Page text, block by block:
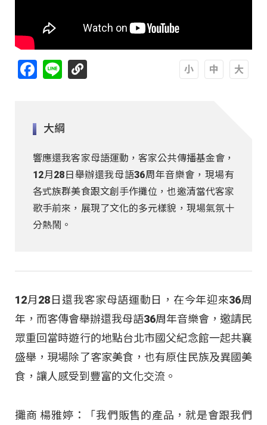
Facebook
Line
大綱
響應還我客家母語運動，客家公共傳播基金會，
12月28日舉辦還我母語36周年音樂會，現場有
各式族群美食跟文創手作攤位，也邀清當代客家
歌手前來，展現了文化的多元樣貌，現場氣氛十
分熱鬧。
12月28日還我客家母語運動日，在今年迎來36周
年，而客傳會舉辦還我母語36周年音樂會，邀請民
眾重回當時遊行的地點台北市國父紀念館一起共襄
盛舉，現場除了客家美食，也有原住民族及異國美
食，讓人感受到豐富的文化交流。
攤商 楊雅婷：「我們販售的產品，就是會跟我們